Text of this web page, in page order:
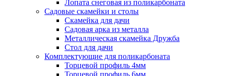
Лопата снеговая из поликарбоната
Садовые скамейки и столы
Скамейка для дачи
Садовая арка из металла
Металлическая скамейка Дружба
Стол для дачи
Комплектующие для поликарбоната
Торцевой профиль 4мм
Торцевой профиль 6мм